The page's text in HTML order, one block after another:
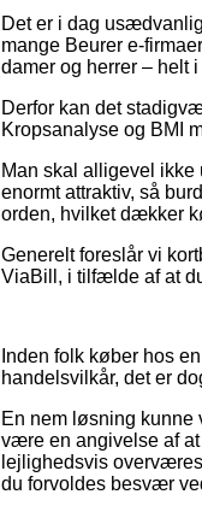
Det er i dag
mange Beurer e-
damer og herrer – helt
Derfor kan det
Kropsanalyse og BMI
Man skal alligevel ikke
enormt attraktiv, så
orden, hvilket dækker
Generelt foreslår vi
ViaBill, i tilfælde af at
Inden folk køber hos
handelsvilkår, det er
En nem løsning
være en angivelse af
lejlighedsvis
du forvoldes besvær